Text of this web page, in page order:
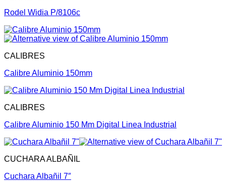
Rodel Widia P/8106c
CALIBRES
Calibre Aluminio 150mm
CALIBRES
Calibre Aluminio 150 Mm Digital Linea Industrial
CUCHARA ALBAÑIL
Cuchara Albañil 7″